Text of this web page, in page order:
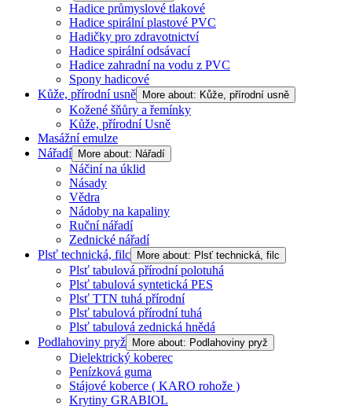
Hadice průmyslové tlakové
Hadice spirální plastové PVC
Hadičky pro zdravotnictví
Hadice spirální odsávací
Hadice zahradní na vodu z PVC
Spony hadicové
Kůže, přírodní usně More about: Kůže, přírodní usně
Kožené šňůry a řemínky
Kůže, přírodní Usně
Masážní emulze
Nářadí More about: Nářadí
Náčiní na úklid
Násady
Vědra
Nádoby na kapaliny
Ruční nářadí
Zednické nářadí
Plsť technická, filc More about: Plsť technická, filc
Plsť tabulová přírodní polotuhá
Plsť tabulová syntetická PES
Plsť TTN tuhá přírodní
Plsť tabulová přírodní tuhá
Plsť tabulová zednická hnědá
Podlahoviny pryž More about: Podlahoviny pryž
Dielektrický koberec
Penízková guma
Stájové koberce ( KARO rohože )
Krytiny GRABIOL